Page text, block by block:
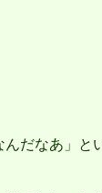
だなあ」と